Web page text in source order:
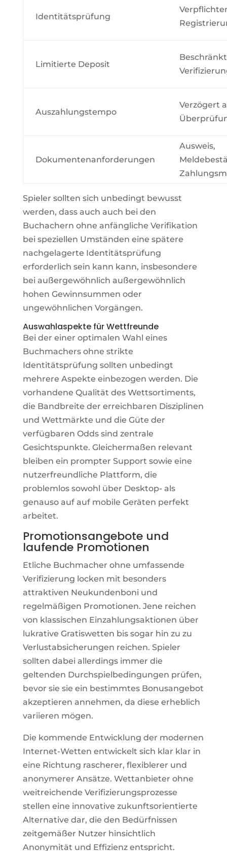
Identitätsprüfung
Limitierte Deposit
Auszahlungstempo
Verzögert
Dokumentenanforderungen
Ausweis,
Spieler sollten sich unbedingt bewusst
werden, dass auch auch bei den
Buchachern ohne anfängliche Verifikation
bei speziellen Umständen eine spätere
nachgelagerte Identitätsprüfung
erforderlich sein kann kann, insbesondere
bei außergewöhnlich außergewöhnlich
hohen Gewinnsummen oder
ungewöhnlichen Vorgängen.
Auswahlaspekte für Wettfreunde
Bei der einer optimalen Wahl eines
Buchmachers ohne strikte
Identitätsprüfung sollten unbedingt
mehrere Aspekte einbezogen werden. Die
vorhandene Qualität des Wettsortiments,
die Bandbreite der erreichbaren Disziplinen
und Wettmärkte und die Güte der
verfügbaren Odds sind zentrale
Gesichtspunkte. Gleichermaßen relevant
bleiben ein prompter Support sowie eine
nutzerfreundliche Plattform, die
problemlos sowohl über Desktop- als
genauso auf auf mobile Geräten perfekt
arbeitet.
Promotionsangebote und
laufende Promotionen
Etliche Buchmacher ohne umfassende
Verifizierung locken mit besonders
attraktiven Neukundenboni und
regelmäßigen Promotionen. Jene reichen
von klassischen Einzahlungsaktionen über
lukrative Gratiswetten bis sogar hin zu zu
Verlustabsicherungen reichen. Spieler
sollten dabei allerdings immer die
geltenden Durchspielbedingungen prüfen,
bevor sie sie ein bestimmtes Bonusangebot
akzeptieren annehmen, da diese erheblich
variieren mögen.
Die kommende Entwicklung der modernen
Internet-Wetten entwickelt sich klar klar in
eine Richtung rascherer, flexiblerer und
anonymerer Ansätze. Wettanbieter ohne
weitreichende Verifizierungsprozesse
stellen eine innovative zukunftsorientierte
Alternative dar, die den Bedürfnissen
zeitgemäßer Nutzer hinsichtlich
Anonymität und Effizienz entspricht.